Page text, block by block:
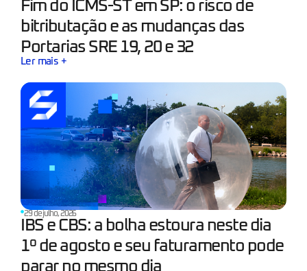
Fim do ICMS-ST em SP: o risco de
bitributação e as mudanças das
Portarias SRE 19, 20 e 32
Ler mais +
29 de julho, 2026
IBS e CBS: a bolha estoura neste dia
1º de agosto e seu faturamento pode
parar no mesmo dia